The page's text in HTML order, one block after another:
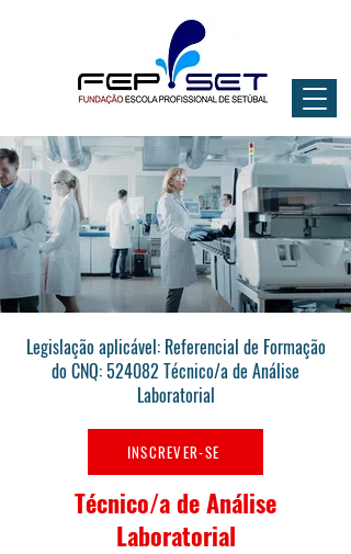
Legislação aplicável: Referencial de Formação
do CNQ: 524082 Técnico/a de Análise
Laboratorial
INSCREVER-SE
Técnico/a de Análise
Laboratorial